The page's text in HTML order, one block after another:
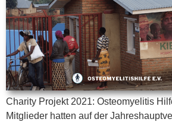
Charity Projekt 2021: Osteomyelitis
Mitglieder hatten auf der